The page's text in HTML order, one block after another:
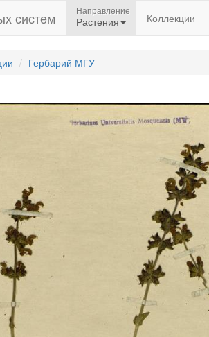
систем Направление
Растения Коллекции
Гербарий МГУ